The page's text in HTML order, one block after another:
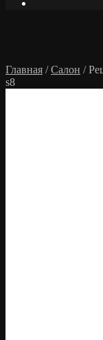
Главная /Салон /
s8